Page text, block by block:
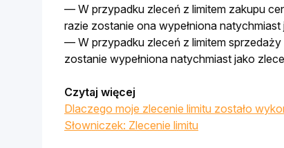
— W przypadku zleceń z limitem zakupu
razie zostanie ona wypełniona
— W przypadku zleceń z limitem
zostanie wypełniona natychmiast jako
Czytaj więcej
Dlaczego moje zlecenie limitu zostało
Słowniczek: Zlecenie limitu